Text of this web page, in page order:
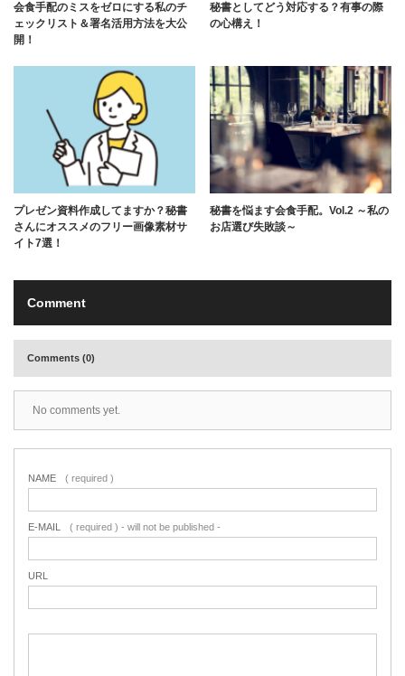
会食手配のミスをゼロにする私のチ
ェックリスト＆署名活用方法を大公
開！
秘書としてどう対応する？有事の際
の心構え！
プレゼン資料作成してますか？秘書
さんにオススメのフリー画像素材サ
イト7選！
秘書を悩ます会食手配。Vol.2 ～私の
お店選び失敗談～
Comment
Comments (0)
No comments yet.
NAME ( required )
E-MAIL ( required ) - will not be published -
URL